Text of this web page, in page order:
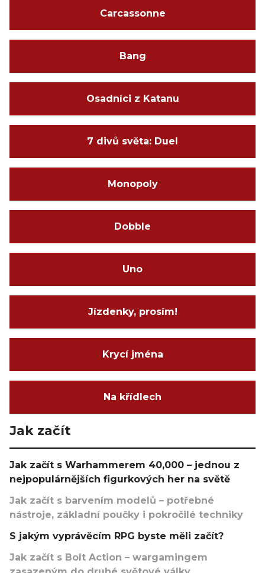
Carcassonne
Bang
Osadníci z Katanu
7 divů světa: Duel
Monopoly
Dobble
Uno
Jízdenky, prosím!
Krycí jména
Na křídlech
Jak začít
Jak začít s Warhammerem 40,000 – jednou z
nejpopulárnějších figurkových her na světě
Jak začít s barvením modelů – potřebné
nástroje, základní poučky i pokročilé techniky
S jakým vyprávěcím RPG byste měli začít?
Jak začít s Bolt Action – wargamingem